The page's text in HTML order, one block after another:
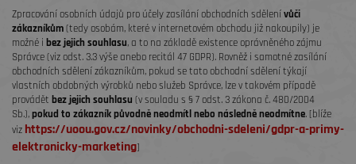
Zpracování osobních údajů pro účely zasílání obchodních sdělenívůči
zákazníkům(tedy osobám, které v internetovém obchodu již nakoupily) je
možné i bez jejich souhlasu, a to na základě existence oprávněného zájmu
Správce (viz odst. 3.3 výše anebo recitál 47 GDPR). Rovněž i samotné zasílání
obchodních sdělení zákazníkům, pokud se tato obchodní sdělení týkají
vlastních obdobných výrobků nebo služeb Správce, lze v takovém případě
provádět bez jejich souhlasu (v souladu s § 7 odst. 3 zákona č. 480/2004
Sb.),pokud to zákazník původně neodmítl nebo následně neodmítne. [blíže
viz https://uoou.gov.cz/novinky/obchodni-sdeleni/gdpr-a-primy-
elektronicky-marketing]